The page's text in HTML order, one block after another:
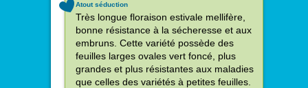
Atout séduction
Très longue floraison estivale mellifère,
bonne résistance à la sécheresse et aux
embruns. Cette variété possède des
feuilles larges ovales vert foncé, plus
grandes et plus résistantes aux maladies
que celles des variétés à petites feuilles.